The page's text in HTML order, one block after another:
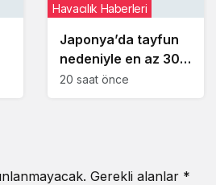
Japonya’da tayfun
nedeniyle en az 300
iç hat seferi iptal
Havacılık Haberleri
20 saat önce
Gerekli alanlar *